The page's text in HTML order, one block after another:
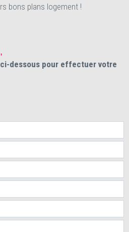
bons plans logement !
dessous pour effectuer votre